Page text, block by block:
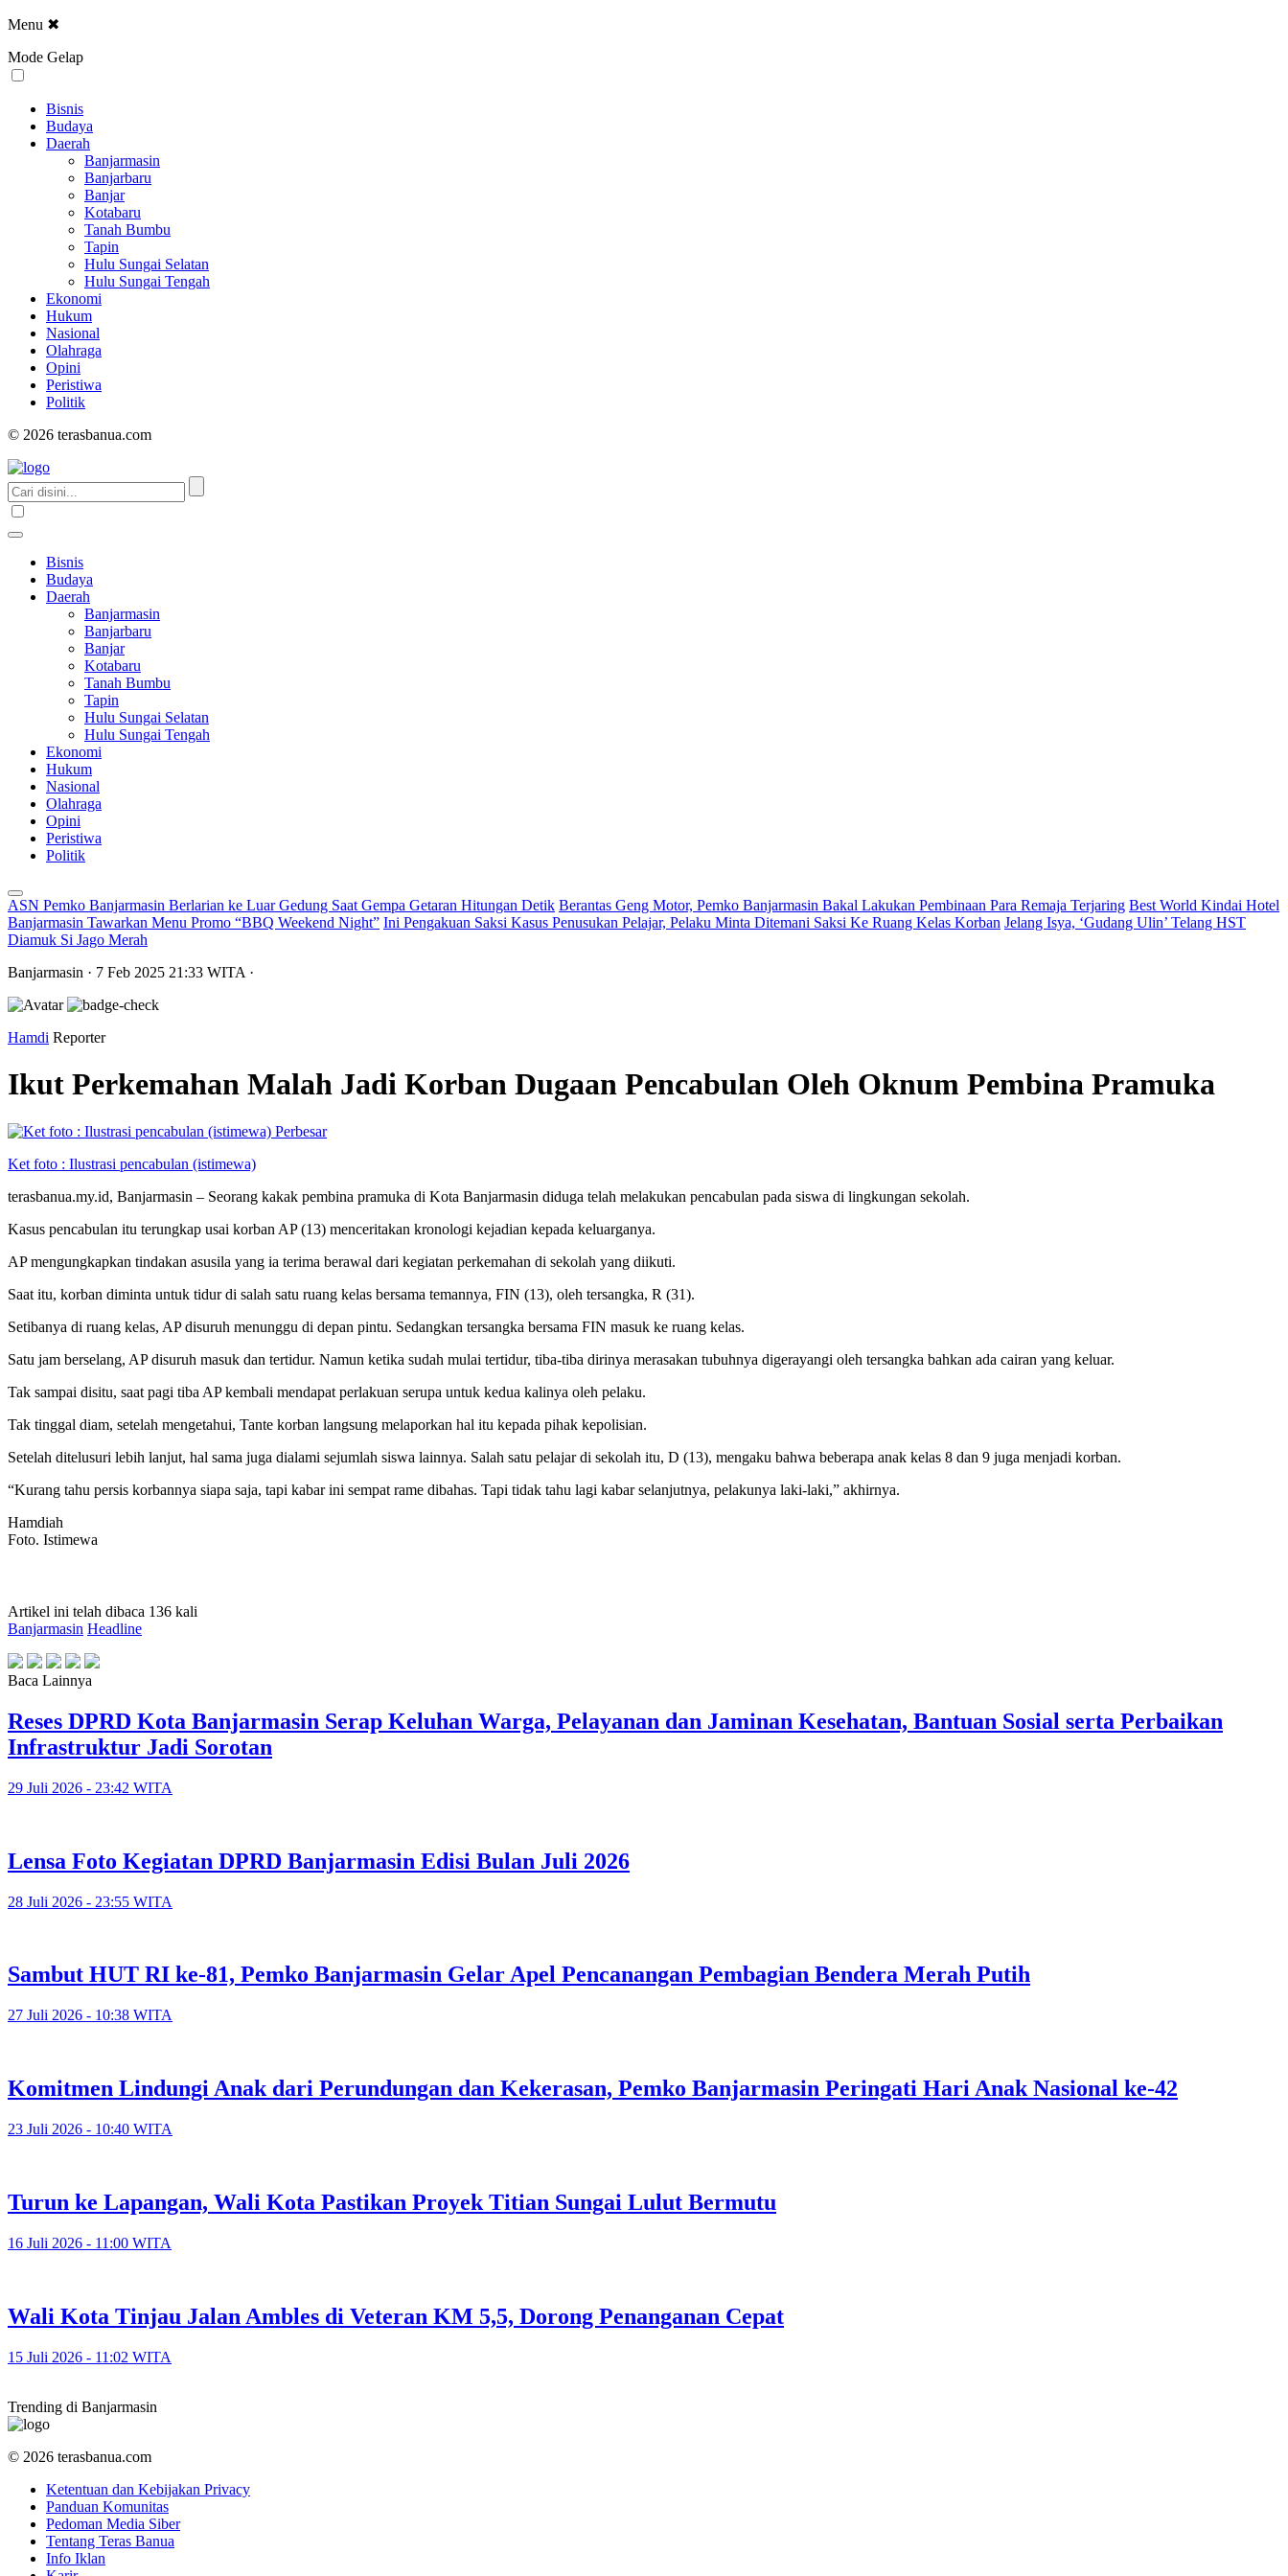
Menu ✖
Mode Gelap
Bisnis
Budaya
Daerah
Banjarmasin
Banjarbaru
Banjar
Kotabaru
Tanah Bumbu
Tapin
Hulu Sungai Selatan
Hulu Sungai Tengah
Ekonomi
Hukum
Nasional
Olahraga
Opini
Peristiwa
Politik
© 2026 terasbanua.com
Bisnis
Budaya
Daerah
Banjarmasin
Banjarbaru
Banjar
Kotabaru
Tanah Bumbu
Tapin
Hulu Sungai Selatan
Hulu Sungai Tengah
Ekonomi
Hukum
Nasional
Olahraga
Opini
Peristiwa
Politik
ASN Pemko Banjarmasin Berlarian ke Luar Gedung Saat Gempa Getaran Hitungan Detik Berantas Geng Motor, Pemko Banjarmasin Bakal Lakukan Pembinaan Para Remaja Terjaring Best World Kindai Hotel
Banjarmasin Tawarkan Menu Promo “BBQ Weekend Night” Ini Pengakuan Saksi Kasus Penusukan Pelajar, Pelaku Minta Ditemani Saksi Ke Ruang Kelas Korban Jelang Isya, ‘Gudang Ulin’ Telang HST
Diamuk Si Jago Merah
Banjarmasin · 7 Feb 2025 21:33 WITA ·
Hamdi Reporter
Ikut Perkemahan Malah Jadi Korban Dugaan Pencabulan Oleh Oknum Pembina Pramuka
Perbesar
Ket foto : Ilustrasi pencabulan (istimewa)
terasbanua.my.id, Banjarmasin – Seorang kakak pembina pramuka di Kota Banjarmasin diduga telah melakukan pencabulan pada siswa di lingkungan sekolah.
Kasus pencabulan itu terungkap usai korban AP (13) menceritakan kronologi kejadian kepada keluarganya.
AP mengungkapkan tindakan asusila yang ia terima berawal dari kegiatan perkemahan di sekolah yang diikuti.
Saat itu, korban diminta untuk tidur di salah satu ruang kelas bersama temannya, FIN (13), oleh tersangka, R (31).
Setibanya di ruang kelas, AP disuruh menunggu di depan pintu. Sedangkan tersangka bersama FIN masuk ke ruang kelas.
Satu jam berselang, AP disuruh masuk dan tertidur. Namun ketika sudah mulai tertidur, tiba-tiba dirinya merasakan tubuhnya digerayangi oleh tersangka bahkan ada cairan yang keluar.
Tak sampai disitu, saat pagi tiba AP kembali mendapat perlakuan serupa untuk kedua kalinya oleh pelaku.
Tak tinggal diam, setelah mengetahui, Tante korban langsung melaporkan hal itu kepada pihak kepolisian.
Setelah ditelusuri lebih lanjut, hal sama juga dialami sejumlah siswa lainnya. Salah satu pelajar di sekolah itu, D (13), mengaku bahwa beberapa anak kelas 8 dan 9 juga menjadi korban.
“Kurang tahu persis korbannya siapa saja, tapi kabar ini sempat rame dibahas. Tapi tidak tahu lagi kabar selanjutnya, pelakunya laki-laki,” akhirnya.
Hamdiah
Foto. Istimewa
Artikel ini telah dibaca 136 kali
Banjarmasin Headline
Baca Lainnya
Reses DPRD Kota Banjarmasin Serap Keluhan Warga, Pelayanan dan Jaminan Kesehatan, Bantuan Sosial serta Perbaikan
Infrastruktur Jadi Sorotan
29 Juli 2026 - 23:42 WITA
Lensa Foto Kegiatan DPRD Banjarmasin Edisi Bulan Juli 2026
28 Juli 2026 - 23:55 WITA
Sambut HUT RI ke-81, Pemko Banjarmasin Gelar Apel Pencanangan Pembagian Bendera Merah Putih
27 Juli 2026 - 10:38 WITA
Komitmen Lindungi Anak dari Perundungan dan Kekerasan, Pemko Banjarmasin Peringati Hari Anak Nasional ke-42
23 Juli 2026 - 10:40 WITA
Turun ke Lapangan, Wali Kota Pastikan Proyek Titian Sungai Lulut Bermutu
16 Juli 2026 - 11:00 WITA
​Wali Kota Tinjau Jalan Ambles di Veteran KM 5,5, Dorong Penanganan Cepat
15 Juli 2026 - 11:02 WITA
Trending di Banjarmasin
© 2026 terasbanua.com
Ketentuan dan Kebijakan Privacy
Panduan Komunitas
Pedoman Media Siber
Tentang Teras Banua
Info Iklan